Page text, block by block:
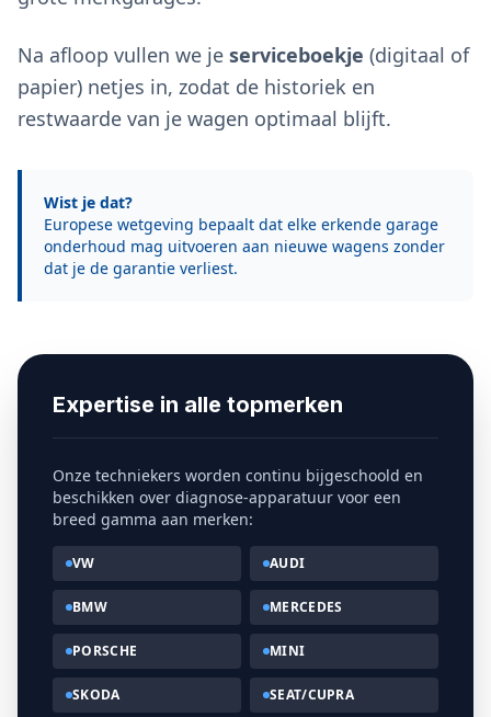
Na afloop vullen we je serviceboekje (digitaal of
papier) netjes in, zodat de historiek en
restwaarde van je wagen optimaal blijft.
Wist je dat?
Europese wetgeving bepaalt dat elke erkende garage
onderhoud mag uitvoeren aan nieuwe wagens zonder
dat je de garantie verliest.
Expertise in alle topmerken
Onze techniekers worden continu bijgeschoold en
beschikken over diagnose-apparatuur voor een
breed gamma aan merken:
VW AUDI
BMW MERCEDES
PORSCHE MINI
SKODA SEAT/CUPRA